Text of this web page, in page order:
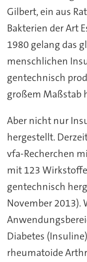
Gilbert, ein aus
Bakterien der Art
1980 gelang das
menschlichen
gentechnisch
großem Maßstab
Aber nicht nur
hergestellt.
vfa-Recherchen
mit 123
gentechnisch
November 2013).
Diabetes
rheumatoide